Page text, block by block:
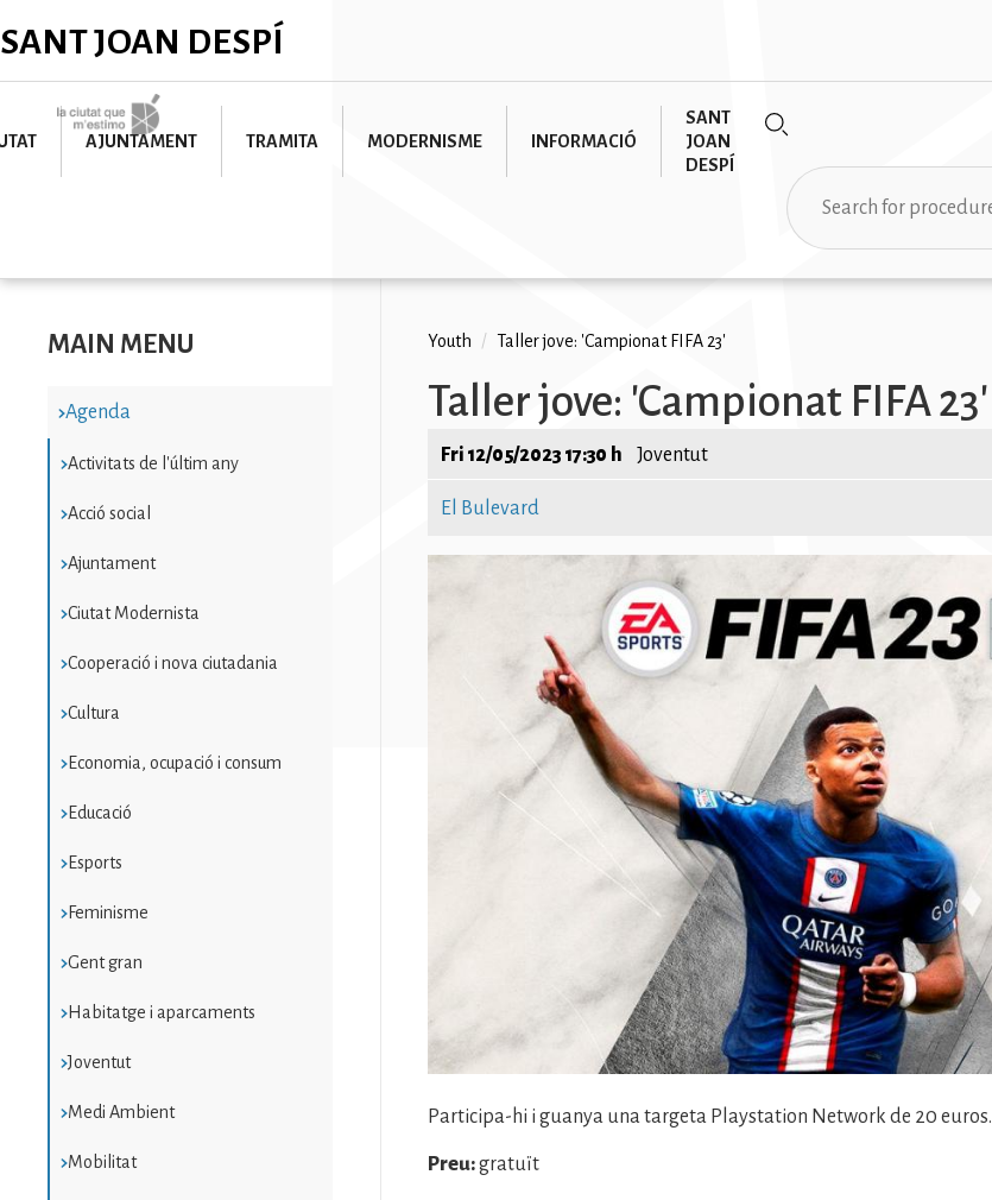
to
SANT JOAN DESPÍ
Imatge
AJUNTAMENT TRAMITA MODERNISME INFORMACIÓ
SANT
JOAN
DESPÍ
Search
MAIN MENU
Agenda
Activitats de l'últim any
Acció social
Ajuntament
Ciutat Modernista
Cooperació i nova ciutadania
Cultura
Economia, ocupació i consum
Educació
Esports
Feminisme
Gent gran
Habitatge i aparcaments
Joventut
Medi Ambient
Mobilitat
Breadcrumb
Youth / Taller jove: 'Campionat FIFA 23'
Taller jove: 'Campionat FIFA 23'
Fri 12/05/2023 17:30 h Joventut
El Bulevard
Participa-hi i guanya una targeta Playstation Network de 20 euros.
Preu:gratuït
Imatge